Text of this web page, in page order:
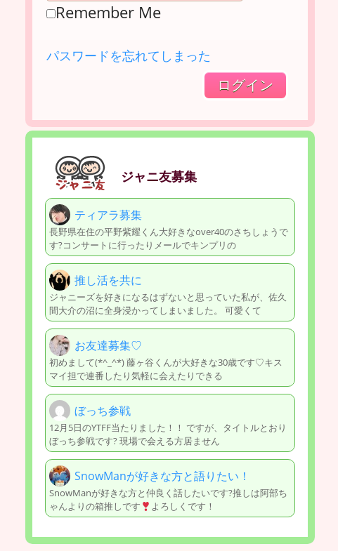
Remember Me
パスワードを忘れてしまった
ジャニ友募集
ティアラ募集
長野県在住の平野紫耀くん大好きなover40のさちしょうで
す?コンサートに行ったりメールでキンプリの
推し活を共に
ジャニーズを好きになるはずないと思っていた私が、佐久
間大介の沼に全身浸かってしまいました。 可愛くて
お友達募集♡
初めまして(*^_^*) 藤ヶ谷くんが大好きな30歳です♡キス
マイ担で連番したり気軽に会えたりできる
ぼっち参戦
12月5日のYTFF当たりました！！ ですが、タイトルとおり
ぼっち参戦です? 現場で会える方居ません
SnowManが好きな方と語りたい！
SnowManが好きな方と仲良く話したいです?推しは阿部ち
ゃんよりの箱推しです
よろしくです！